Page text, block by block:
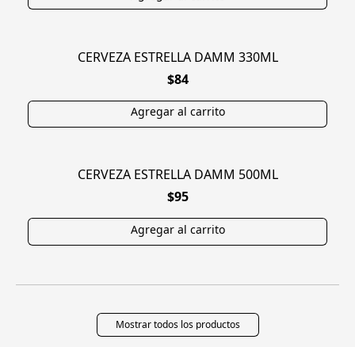
CERVEZA ESTRELLA DAMM 330ML
$84
CERVEZA ESTRELLA DAMM 500ML
$95
Mostrar todos los productos